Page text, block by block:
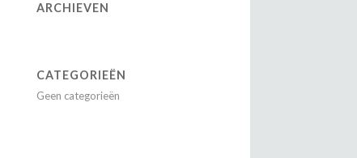
ARCHIEVEN
CATEGORIEËN
Geen categorieën